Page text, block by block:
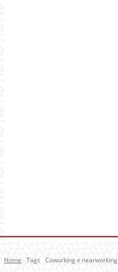
Home Tags Coworking e nearworking